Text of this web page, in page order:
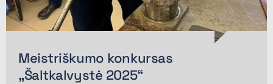
Meistriškumo konkursas
„Šaltkalvystė 2025“